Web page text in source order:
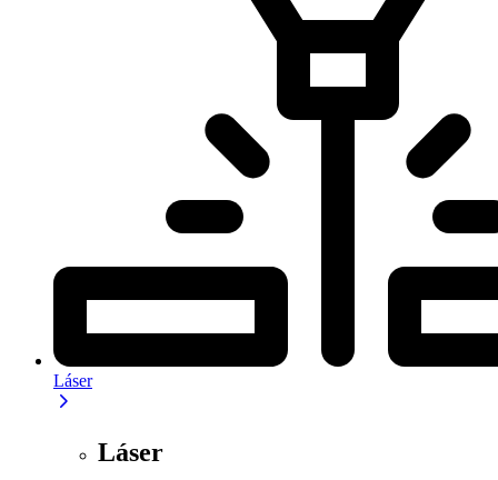
Láser
Láser